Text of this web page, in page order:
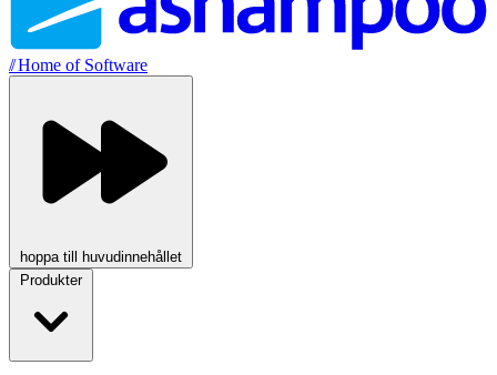
//Home of Software
hoppa till huvudinnehållet
Produkter